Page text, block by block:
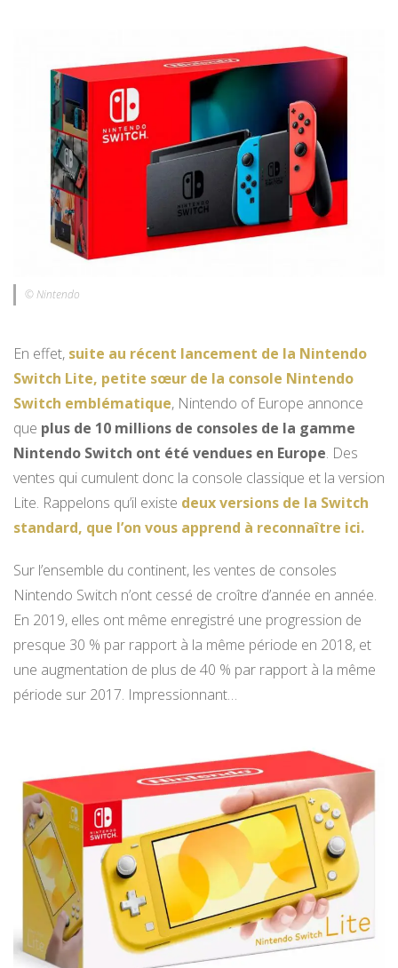
© Nintendo
En effet, suite au récent lancement de la Nintendo
Switch Lite, petite sœur de la console Nintendo
Switch emblématique, Nintendo of Europe annonce
que plus de 10 millions de consoles de la gamme
Nintendo Switch ont été vendues en Europe. Des
ventes qui cumulent donc la console classique et la version
Lite. Rappelons qu’il existe deux versions de la Switch
standard, que l’on vous apprend à reconnaître ici.
Sur l’ensemble du continent, les ventes de consoles
Nintendo Switch n’ont cessé de croître d’année en année.
En 2019, elles ont même enregistré une progression de
presque 30 % par rapport à la même période en 2018, et
une augmentation de plus de 40 % par rapport à la même
période sur 2017. Impressionnant…